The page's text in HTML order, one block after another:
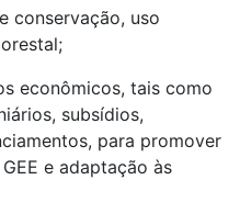
conservação, uso
econômicos, tais como
subsídios,
para promover
e adaptação às